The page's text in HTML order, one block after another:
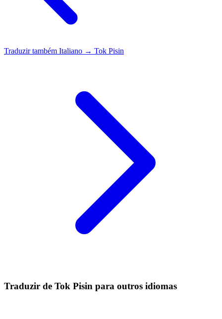
Traduzir também Italiano → Tok Pisin
Traduzir de Tok Pisin para outros idiomas